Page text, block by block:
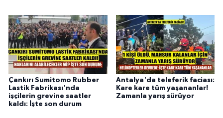
Çankırı Sumitomo Rubber
Lastik Fabrikası'nda
işçilerin grevine saatler
kaldı: İşte son durum
Antalya'da teleferik faciası:
Kare kare tüm yaşananlar!
Zamanla yarış sürüyor